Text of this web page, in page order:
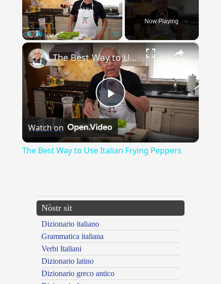
Unmute
Now Playing
×
Play
Video
The Best Way to Use Italian Frying Peppers
Watch on
The Best Way to Use Italian Frying Peppers
Nòstr sit
Dizionario italiano
Grammatica italiana
Verbi Italiani
Dizionario latino
Dizionario greco antico